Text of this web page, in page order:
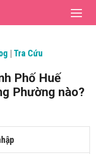
| Tra Cứu
Phố Huế
Phường nào?